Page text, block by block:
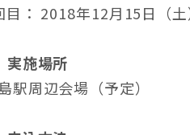
目： 2018年12月15日（土
実施場所
駅周辺会場（予定）